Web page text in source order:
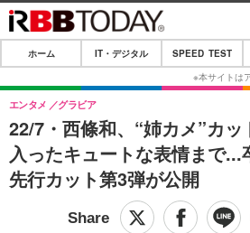
ホーム
IT・デジタル
IT・デジタルTOP
ネタ
ショッピング
SPEED TEST
エンタメ
エンタメTOP
ホーム IT・デジタル SPEED TEST
22/7・西條和、“姉カメ”カッ
入ったキュートな表情まで...
先行カット第3弾が公開
エンタメ グラビア